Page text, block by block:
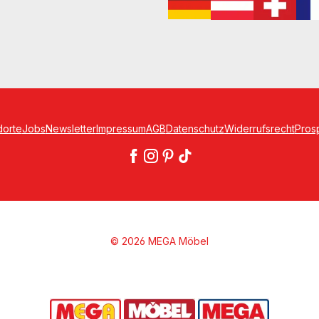
JobsNewsletterImpressumAGBDatenschutzWiderrufsrecht
© 2026 MEGA Möbel